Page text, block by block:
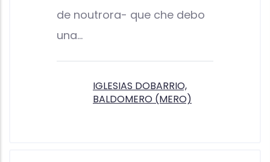
de noutrora- que che debo
una…
IGLESIAS DOBARRIO,
BALDOMERO (MERO)